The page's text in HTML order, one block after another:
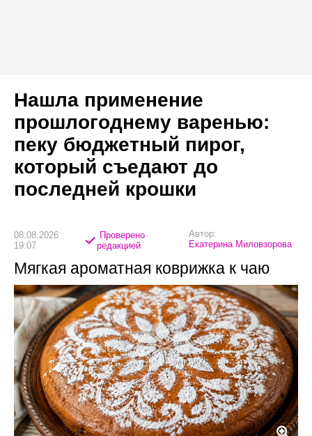
Нашла применение
прошлогоднему варенью:
пеку бюджетный пирог,
который съедают до
последней крошки
08.08.2026
19:07
Проверено
редакцией
Автор:
Екатерина Миловзорова
Мягкая ароматная коврижка к чаю